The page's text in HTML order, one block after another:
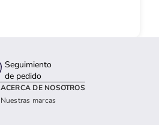
Seguimiento
de pedido
ACERCA DE NOSOTROS
Nuestras marcas